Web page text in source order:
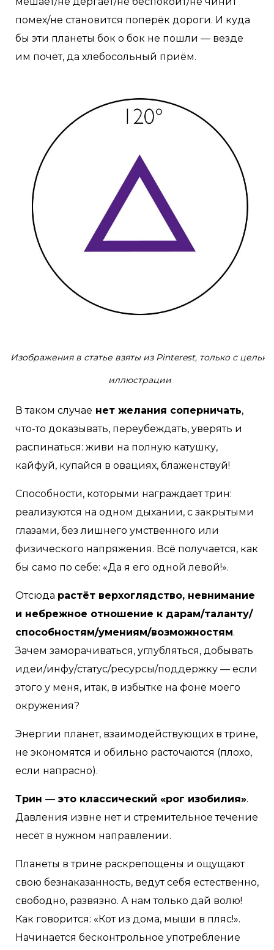
помех/не становится поперёк дороги. И куда
бы эти планеты бок о бок не пошли — везде
им почёт, да хлебосольный приём.
Изображения в статье взяты из Pinterest, только с целью
иллюстрации
В таком случае нет желания соперничать,
что-то доказывать, переубеждать, уверять и
распинаться: живи на полную катушку,
кайфуй, купайся в овациях, блаженствуй!
Способности, которыми награждает трин:
реализуются на одном дыхании, с закрытыми
глазами, без лишнего умственного или
физического напряжения. Всё получается, как
бы само по себе: «Да я его одной левой!».
Отсюда растёт верхоглядство, невнимание
и небрежное отношение к дарам/таланту/
способностям/умениям/возможностям.
Зачем заморачиваться, углубляться, добывать
идеи/инфу/статус/ресурсы/поддержку — если
этого у меня, итак, в избытке на фоне моего
окружения?
Энергии планет, взаимодействующих в трине,
не экономятся и обильно расточаются (плохо,
если напрасно).
Трин — это классический «рог изобилия».
Давления извне нет и стремительное течение
несёт в нужном направлении.
Планеты в трине раскрепощены и ощущают
свою безнаказанность, ведут себя естественно,
свободно, развязно. А нам только дай волю!
Как говорится: «Кот из дома, мыши в пляс!».
Начинается бесконтрольное употребление